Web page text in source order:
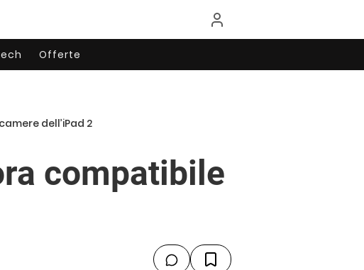
Offerte
dell’iPad 2
compatibile